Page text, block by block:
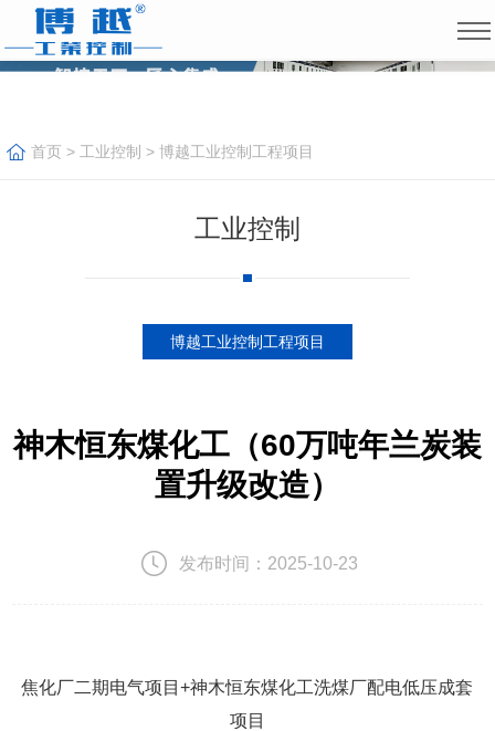
首页 > 工业控制 > 博越工业控制工程项目
工业控制
博越工业控制工程项目
神木恒东煤化工（60万吨年兰炭装
置升级改造）
发布时间： 2025-10-23
焦化厂二期电气项目+神木恒东煤化工洗煤厂配电低压成套
项目